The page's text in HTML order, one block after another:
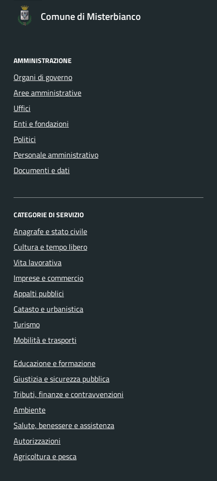
Comune di Misterbianco
AMMINISTRAZIONE
Organi di governo
Aree amministrative
Uffici
Enti e fondazioni
Politici
Personale amministrativo
Documenti e dati
CATEGORIE DI SERVIZIO
Anagrafe e stato civile
Cultura e tempo libero
Vita lavorativa
Imprese e commercio
Appalti pubblici
Catasto e urbanistica
Turismo
Mobilità e trasporti
Educazione e formazione
Giustizia e sicurezza pubblica
Tributi, finanze e contravvenzioni
Ambiente
Salute, benessere e assistenza
Autorizzazioni
Agricoltura e pesca